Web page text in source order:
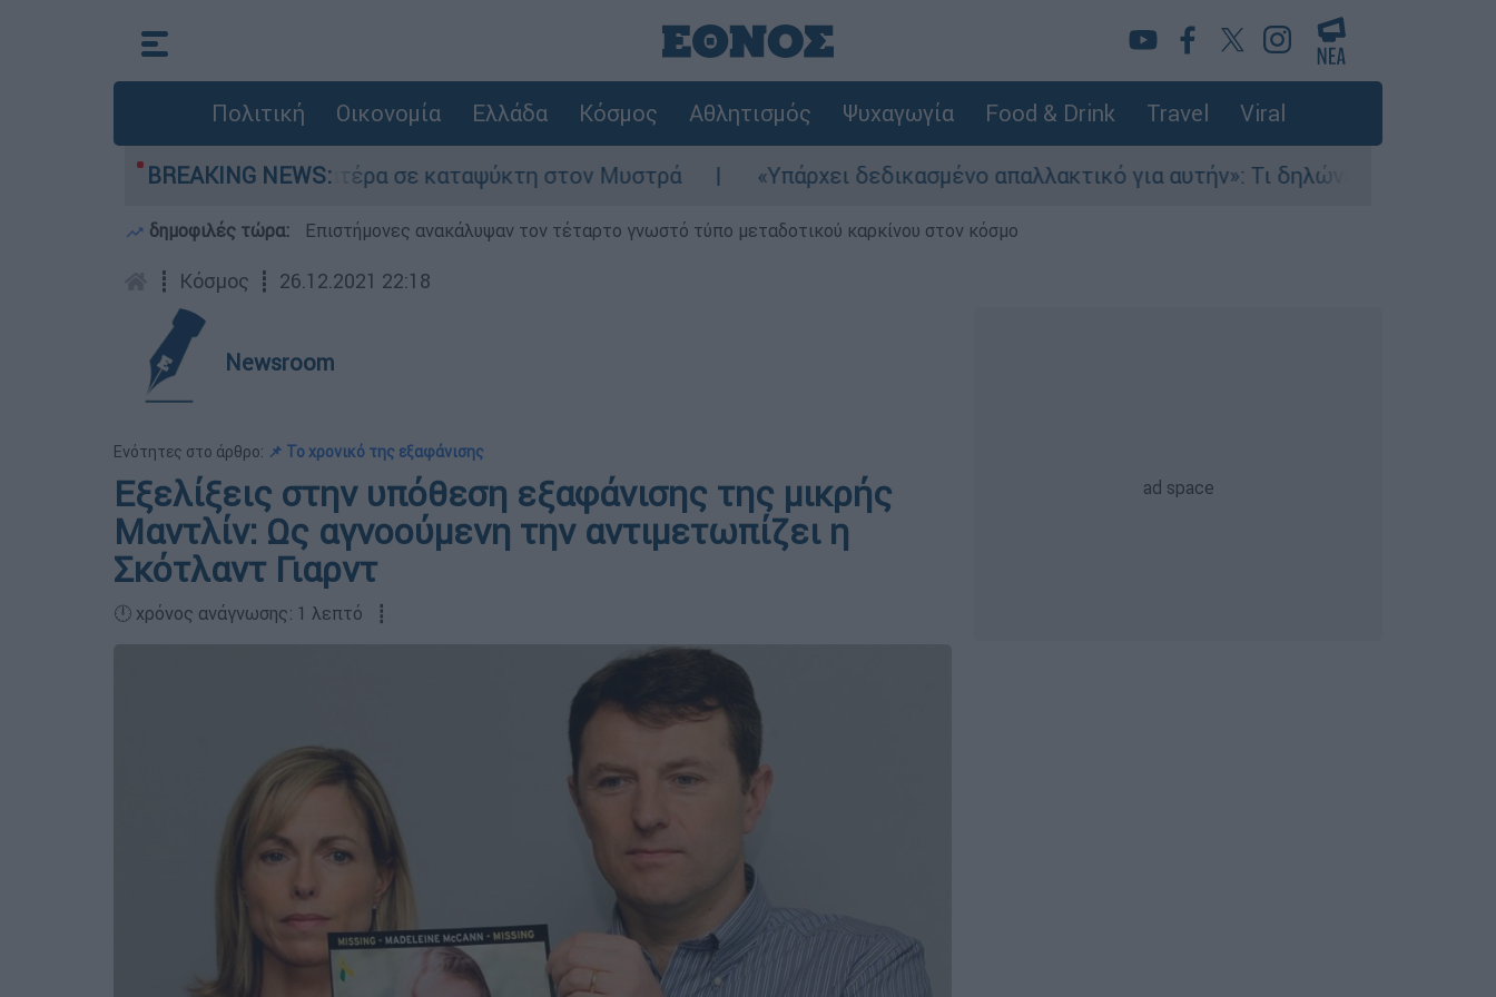
Πολιτική Οικονομία Ελλάδα Κόσμος Αθλητισμός Ψυχαγωγία Food & Drink Travel Viral
BREAKING NEWS:
τον νεκρό του πατέρα σε καταψύκτη στον Μυστρά «Υπάρχει δεδικασμένο απαλλακτικό για αυτήν»: Τι δηλώνει στο ethnos.gr ο
δημοφιλές τώρα: Επιστήμονες ανακάλυψαν τον τέταρτο γνωστό τύπο μεταδοτικού καρκίνου στον κόσμο
┋ Κόσμος ┋ 26.12.2021 22:18
Newsroom
Ενότητες στο άρθρο: 📌 Το χρονικό της εξαφάνισης
Εξελίξεις στην υπόθεση εξαφάνισης της μικρής
Μαντλίν: Ως αγνοούμενη την αντιμετωπίζει η
Σκότλαντ Γιαρντ
🕛 χρόνος ανάγνωσης: 1 λεπτό ┋